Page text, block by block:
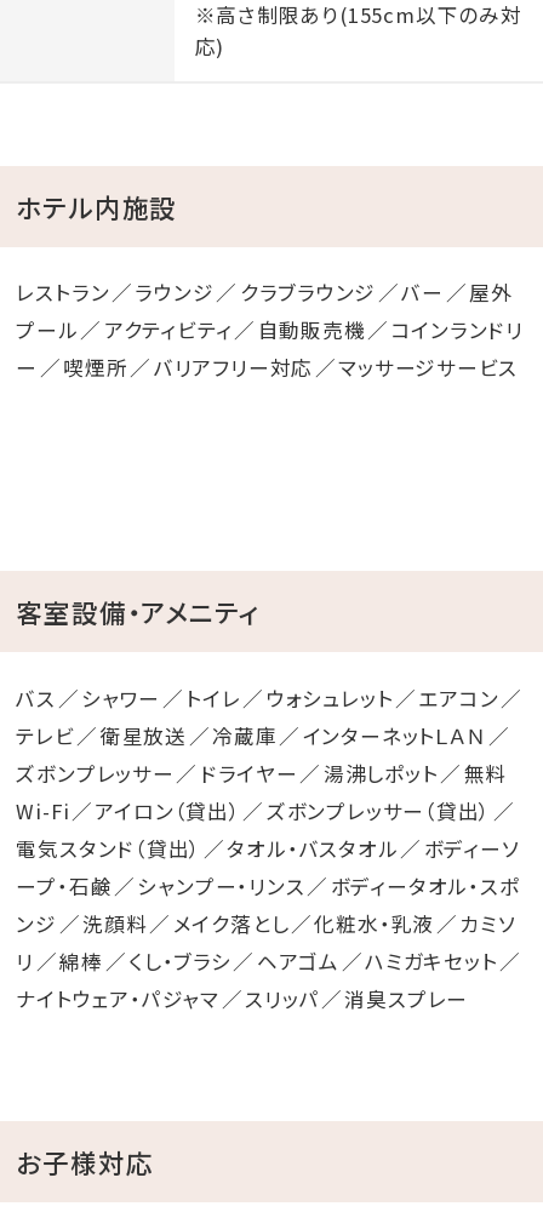
■ご利用料金
・2026年4月1日～2026年6月30日 2,000円/1名 (1
ドリンク付き)
・2026年7月1日～2026年10月31日 3,000円/1名
(1ドリンク付き)
2026年4月1日より 刺青・タトゥーをお持ちのお客様も
※天候やメンテナンス等の理由により、予告なく営業を
中止・制限する場合がございます。
ご不明な点はフロントまでお気軽にお申し付けくださ
い。
o○.｡o○.｡o○.｡o○.｡o○.｡o○.｡o○.｡o○.。o○
沖縄の絶景と癒しを堪能する極上のリゾートホテル
ホテルアクアチッタナハ
※高さ制限あり(155cm以下のみ対
応)
ホテル内施設
レストラン ラウンジ クラブラウンジ バー
屋外
プール
アクティビティ 自動販売機
コインランドリ
ー
喫煙所 バリアフリー対応 マッサージサービス
客室設備・アメニティ
バス シャワー トイレ ウォシュレット
エアコン
テレビ
衛星放送 冷蔵庫
インターネットＬＡＮ
ズボンプレッサー
ドライヤー 湯沸しポット
無料
Wi-Fi
アイロン（貸出）
ズボンプレッサー（貸出）
電気スタンド（貸出）
タオル・バスタオル
ボディーソ
ープ・石鹸
シャンプー・リンス
ボディータオル・スポ
ンジ
洗顔料 メイク落とし 化粧水・乳液
カミソ
リ
綿棒 くし・ブラシ ヘアゴム
ハミガキセット
ナイトウェア・パジャマ
スリッパ 消臭スプレー
お子様対応